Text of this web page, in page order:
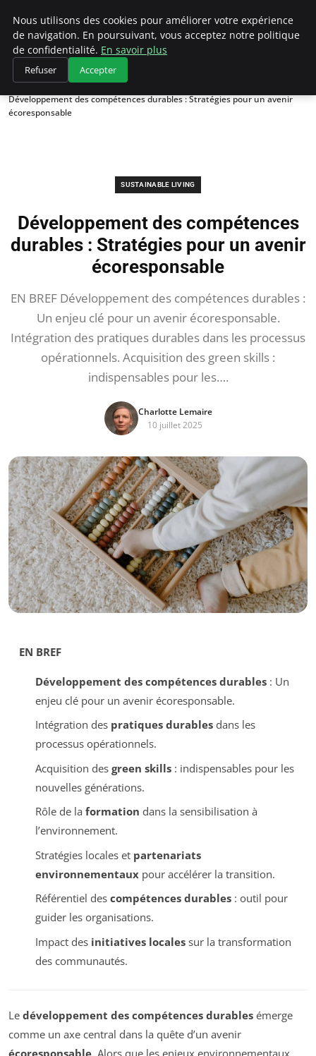
Climategatecountryclub.com
Accueil
Sustainable Living
Développement des compétences durables : Stratégies pour un avenir
écoresponsable
SUSTAINABLE LIVING
Développement des compétences
durables : Stratégies pour un avenir
écoresponsable
EN BREF Développement des compétences durables :
Un enjeu clé pour un avenir écoresponsable.
Intégration des pratiques durables dans les processus
opérationnels. Acquisition des green skills :
indispensables pour les….
Charlotte Lemaire
10 juillet 2025
EN BREF
Développement des compétences durables: Un
enjeu clé pour un avenir écoresponsable.
Intégration des pratiques durablesdans les
processus opérationnels.
Acquisition des green skills: indispensables pour les
nouvelles générations.
Rôle de la formation dans la sensibilisation à
l’environnement.
Stratégies locales et partenariats
environnementauxpour accélérer la transition.
Référentiel des compétences durables: outil pour
guider les organisations.
Impact des initiatives localessur la transformation
des communautés.
Le développement des compétences durables émerge
comme un axe central dans la quête d’un avenir
Nous utilisons des cookies pour améliorer votre expérience
de navigation. En poursuivant, vous acceptez notre politique
de confidentialité. En savoir plus
Refuser Accepter